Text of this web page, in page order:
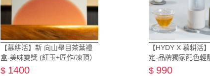
【慕耕活】新 向山舉目茶葉禮
盒-美味雙獎 (紅玉+匠作/凍頂）
$ 1400
【HYDY X 慕耕活
定-品牌獨家配色輕
明軍綠/霧白尤加利瓶
$ 990